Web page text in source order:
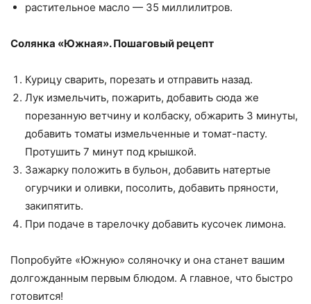
растительное масло — 35 миллилитров.
Солянка «Южная». Пошаговый рецепт
Курицу сварить, порезать и отправить назад.
Лук измельчить, пожарить, добавить сюда же
порезанную ветчину и колбаску, обжарить 3 минуты,
добавить томаты измельченные и томат-пасту.
Протушить 7 минут под крышкой.
Зажарку положить в бульон, добавить натертые
огурчики и оливки, посолить, добавить пряности,
закипятить.
При подаче в тарелочку добавить кусочек лимона.
Попробуйте «Южную» соляночку и она станет вашим
долгожданным первым блюдом. А главное, что быстро
готовится!